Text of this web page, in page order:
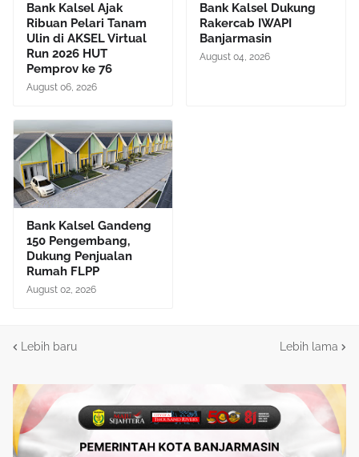
Bank Kalsel Ajak
Ribuan Pelari Tanam
Ulin di AKSEL Virtual
Run 2026 HUT
Pemprov ke 76
August 06, 2026
Bank Kalsel Dukung
Rakercab IWAPI
Banjarmasin
August 04, 2026
Bank Kalsel Gandeng
150 Pengembang,
Dukung Penjualan
Rumah FLPP
August 02, 2026
Lebih baru Lebih lama